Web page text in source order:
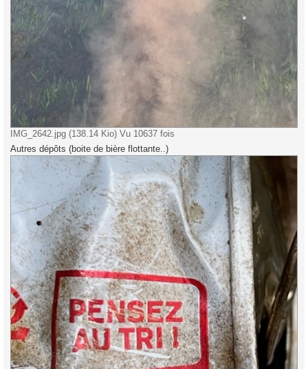
IMG_2642.jpg (138.14 Kio) Vu 10637 fois
Autres dépôts (boite de bière flottante..)